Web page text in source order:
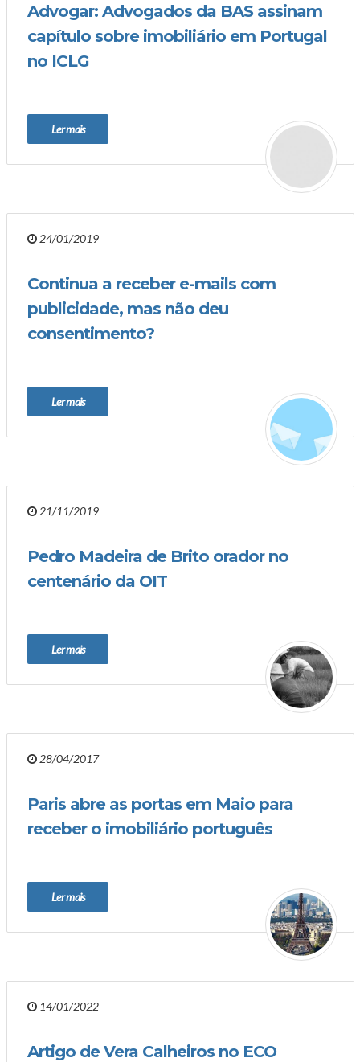
Advogar: Advogados da BAS assinam
capítulo sobre imobiliário em Portugal
no ICLG
Ler mais
24/01/2019
Continua a receber e-mails com
publicidade, mas não deu
consentimento?
Ler mais
21/11/2019
Pedro Madeira de Brito orador no
centenário da OIT
Ler mais
28/04/2017
Paris abre as portas em Maio para
receber o imobiliário português
Ler mais
14/01/2022
Artigo de Vera Calheiros no ECO